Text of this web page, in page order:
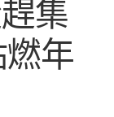
集
年